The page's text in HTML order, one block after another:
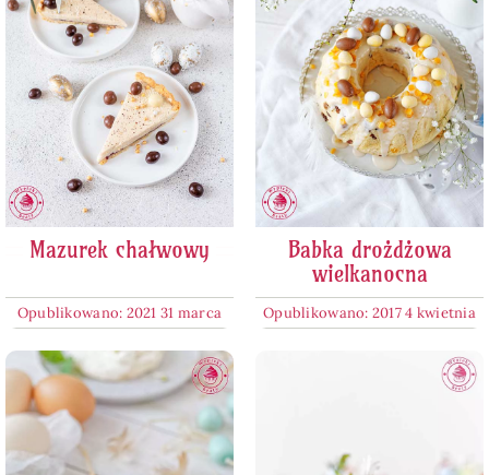
Mazurek chałwowy
Opublikowano: 2021 31 marca
Babka drożdżowa
wielkanocna
Opublikowano: 2017 4 kwietnia